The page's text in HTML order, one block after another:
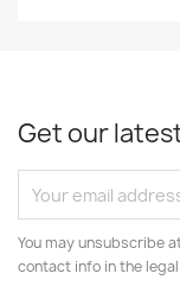
Get our
You may unsubscribe
contact info in the